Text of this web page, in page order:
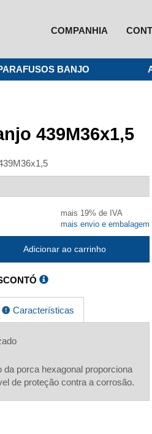
COMPANHIA
BANJO
439M36x1,5
mais 19% de IVA
mais envio e embalagem
Adicionar ao carrinho
Características
da porca hexagonal proporciona
de proteção contra a corrosão.